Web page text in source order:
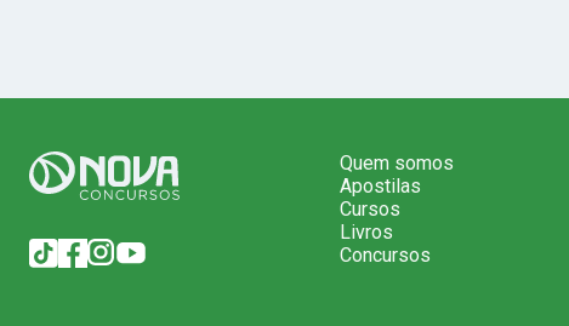
Quem somos
Apostilas
Cursos
Livros
Concursos